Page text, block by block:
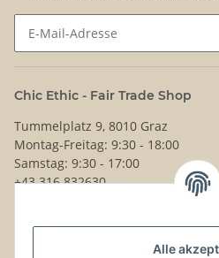
Alle
Chic Ethic - Fair Trade Shop
Tummelplatz 9, 8010 Graz
Montag-Freitag: 9:30 - 18:00
Samstag: 9:30 - 17:00
+43 316 832630